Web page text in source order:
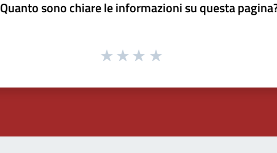
Quanto sono chiare le informazioni su questa